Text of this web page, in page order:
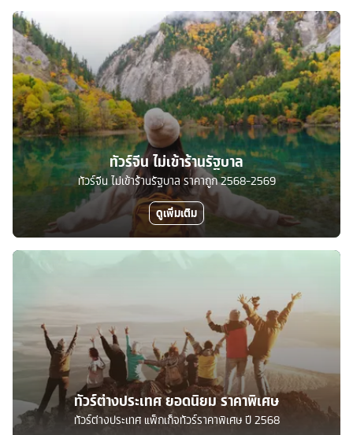
ทัวร์จีน ไม่เข้าร้านรัฐบาล
ทัวร์จีน ไม่เข้าร้านรัฐบาล ราคาถูก 2568-2569
ดูเพิ่มเติม
ทัวร์ต่างประเทศ ยอดนิยม ราคาพิเศษ
ทัวร์ต่างประเทศ แพ็กเก็จทัวร์ราคาพิเศษ ปี 2568